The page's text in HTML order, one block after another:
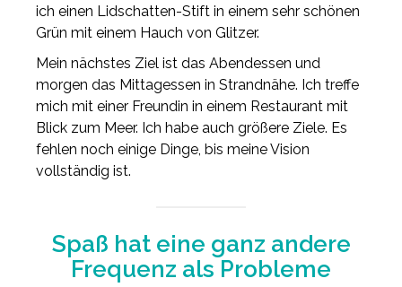
ich einen Lidschatten-Stift in einem sehr schönen
Grün mit einem Hauch von Glitzer.
Mein nächstes Ziel ist das Abendessen und
morgen das Mittagessen in Strandnähe. Ich treffe
mich mit einer Freundin in einem Restaurant mit
Blick zum Meer. Ich habe auch größere Ziele. Es
fehlen noch einige Dinge, bis meine Vision
vollständig ist.
Spaß hat eine ganz andere
Frequenz als Probleme